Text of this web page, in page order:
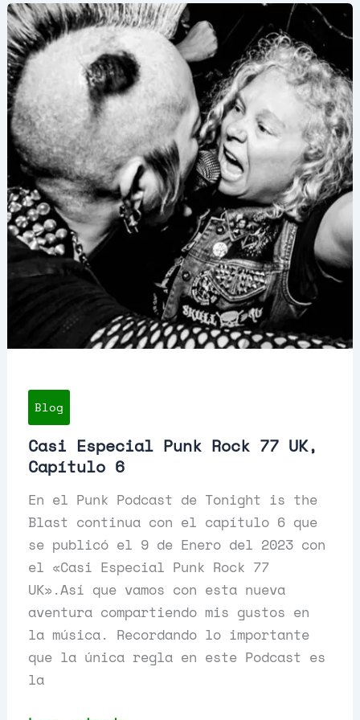
Capítulo
7
Blog
Casi Especial Punk Rock 77 UK,
Capítulo 6
En el Punk Podcast de Tonight is the
Blast continua con el capítulo 6 que
se publicó el 9 de Enero del 2023 con
el «Casi Especial Punk Rock 77
UK».Así que vamos con esta nueva
aventura compartiendo mis gustos en
la música. Recordando lo importante
que la única regla en este Podcast es
la